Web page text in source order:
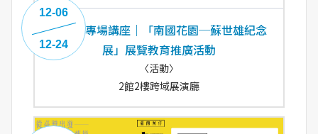
策展人專場講座｜「南國花園─蘇世雄紀念
展」展覽教育推廣活動
〈活動〉
2館2樓跨域展演廳
12-06
12-24